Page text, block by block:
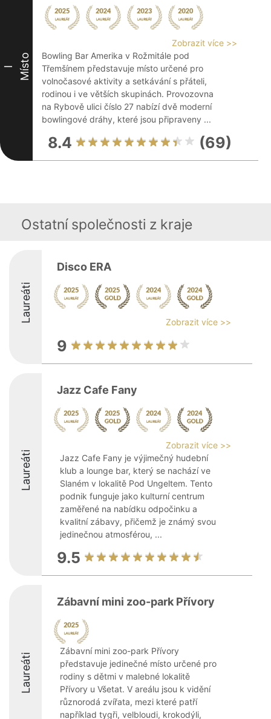
I Místo
Zobrazit více >>
Bowling Bar Amerika v Rožmitále pod
Třemšínem představuje místo určené pro
volnočasové aktivity a setkávání s přáteli,
rodinou i ve větších skupinách. Provozovna
na Rybově ulici číslo 27 nabízí dvě moderní
bowlingové dráhy, které jsou připraveny ...
8.4 (69)
Ostatní společnosti z kraje
Laureáti
Disco ERA
Zobrazit více >>
9
Laureáti
Jazz Cafe Fany
Zobrazit více >>
Jazz Cafe Fany je výjimečný hudební
klub a lounge bar, který se nachází ve
Slaném v lokalitě Pod Ungeltem. Tento
podnik funguje jako kulturní centrum
zaměřené na nabídku odpočinku a
kvalitní zábavy, přičemž je známý svou
jedinečnou atmosférou, ...
9.5
Laureáti
Zábavní mini zoo-park Přívory
Zábavní mini zoo-park Přívory
představuje jedinečné místo určené pro
rodiny s dětmi v malebné lokalitě
Přívory u Všetat. V areálu jsou k vidění
různorodá zvířata, mezi které patří
například tygři, velbloudi, krokodýli,